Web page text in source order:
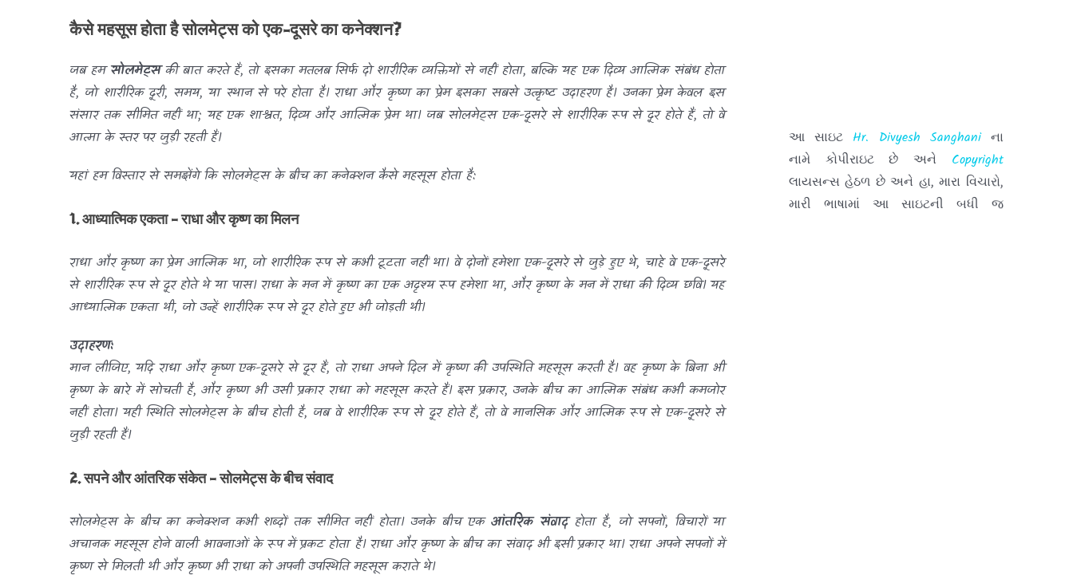
कैसे महसूस होता है सोलमेट्स को एक-दूसरे का कनेक्शन?
जब हमसोलमेट्सकी बात करते हैं, तो इसका मतलब सिर्फ दो शारीरिक व्यक्तियों से नहीं होता, बल्कि यह एक दिव्य आत्मिक संबंध होता
है, जो शारीरिक दूरी, समय, या स्थान से परे होता है। राधा और कृष्ण का प्रेम इसका सबसे उत्कृष्ट उदाहरण है। उनका प्रेम केवल इस
संसार तक सीमित नहीं था; यह एक शाश्वत, दिव्य और आत्मिक प्रेम था। जब सोलमेट्स एक-दूसरे से शारीरिक रूप से दूर होते हैं, तो वे
आत्मा के स्तर पर जुड़ी रहती हैं।
यहां हम विस्तार से समझेंगे कि सोलमेट्स के बीच का कनेक्शन कैसे महसूस होता है:
1. आध्यात्मिक एकता – राधा और कृष्ण का मिलन
राधा और कृष्ण का प्रेम आत्मिक था, जो शारीरिक रूप से कभी टूटता नहीं था। वे दोनों हमेशा एक-दूसरे से जुड़े हुए थे, चाहे वे एक-दूसरे
से शारीरिक रूप से दूर होते थे या पास। राधा के मन में कृष्ण का एक अदृश्य रूप हमेशा था, और कृष्ण के मन में राधा की दिव्य छवि। यह
आध्यात्मिक एकता थी, जो उन्हें शारीरिक रूप से दूर होते हुए भी जोड़ती थी।
उदाहरण:
मान लीजिए, यदि राधा और कृष्ण एक-दूसरे से दूर हैं, तो राधा अपने दिल में कृष्ण की उपस्थिति महसूस करती है। वह कृष्ण के बिना भी
कृष्ण के बारे में सोचती है, और कृष्ण भी उसी प्रकार राधा को महसूस करते हैं। इस प्रकार, उनके बीच का आत्मिक संबंध कभी कमजोर
नहीं होता। यही स्थिति सोलमेट्स के बीच होती है, जब वे शारीरिक रूप से दूर होते हैं, तो वे मानसिक और आत्मिक रूप से एक-दूसरे से
जुड़ी रहती हैं।
2. सपने और आंतरिक संकेत – सोलमेट्स के बीच संवाद
सोलमेट्स के बीच का कनेक्शन कभी शब्दों तक सीमित नहीं होता। उनके बीच एकआंतरिक संवादहोता है, जो सपनों, विचारों या
अचानक महसूस होने वाली भावनाओं के रूप में प्रकट होता है। राधा और कृष्ण के बीच का संवाद भी इसी प्रकार था। राधा अपने सपनों में
कृष्ण से मिलती थी और कृष्ण भी राधा को अपनी उपस्थिति महसूस कराते थे।
નામે કોપીરાઇટ છે અનેCopyright
લાયસન્સ હેઠળ છે અને હા, મારા વિચારો,
મારી ભાષામાં આ સાઇટની બધી જ
કોમેન્ટસ (ટીપ્પણીઓ) મારા પહેલાનાં,